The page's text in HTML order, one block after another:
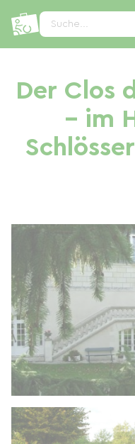
Suche...
Der Clos
– im
Cookie-Einstellungen